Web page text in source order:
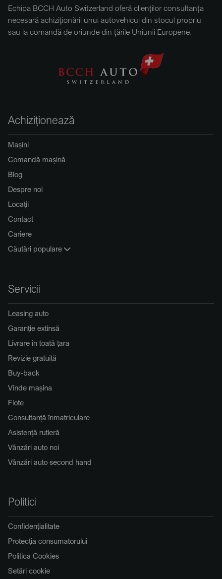
Echipa BCCH Auto Switzerland oferă clienților consultanța
necesară achiziționării unui autovehicul din stocul propriu
sau la comandă de oriunde din țările Uniunii Europene.
Achiziționează
Mașini
Comandă mașină
Blog
Despre noi
Locații
Contact
Cariere
Căutări populare
Servicii
Leasing auto
Garanție extinsă
Livrare în toată țara
Revizie gratuită
Buy-back
Vinde mașina
Flote
Consultanță înmatriculare
Asistență rutieră
Vânzări auto noi
Vânzări auto second hand
Politici
Confidențialitate
Protecția consumatorului
Politica Cookies
Setări cookie